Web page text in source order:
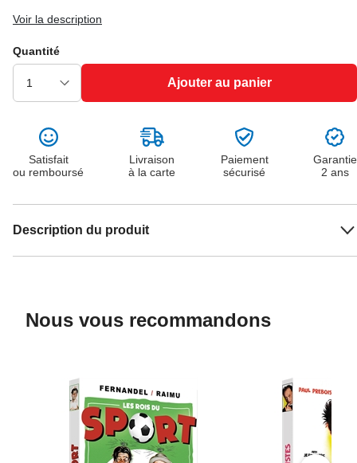
Voir la description
Quantité
Ajouter au panier
Satisfait
ou remboursé
Livraison
à la carte
Paiement
sécurisé
Garantie
2 ans
Description du produit
Nous vous recommandons